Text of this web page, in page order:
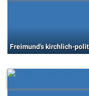
Freimund's kirchlich-